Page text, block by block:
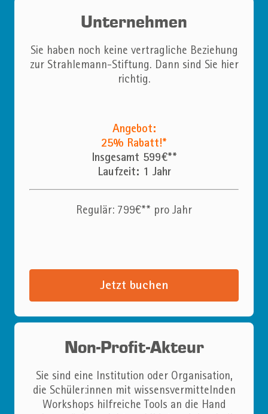
Unternehmen
Sie haben noch keine vertragliche Beziehung
zur Strahlemann-Stiftung. Dann sind Sie hier
richtig.
Angebot:
25% Rabatt!*
Insgesamt 599€**
Laufzeit: 1 Jahr
Regulär: 799€** pro Jahr
Jetzt buchen
Non-Profit-Akteur
Sie sind eine Institution oder Organisation,
die Schüler:innen mit wissensvermittelnden
Workshops hilfreiche Tools an die Hand